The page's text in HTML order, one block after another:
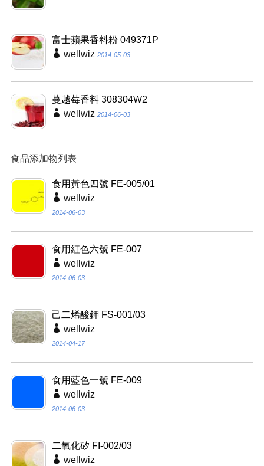
富士蘋果香料粉 049371P
wellwiz 2014-05-03
蔓越莓香料 308304W2
wellwiz 2014-06-03
食品添加物列表
食用黃色四號 FE-005/01
wellwiz
2014-06-03
食用紅色六號 FE-007
wellwiz
2014-06-03
己二烯酸鉀 FS-001/03
wellwiz
2014-04-17
食用藍色一號 FE-009
wellwiz
2014-06-03
二氧化矽 FI-002/03
wellwiz